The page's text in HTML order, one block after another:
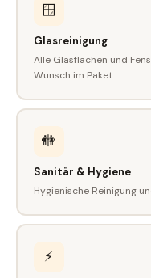
🪟
Glasreinigung
Alle Glasflächen und
Wunsch im Paket.
🚻
Sanitär & Hygiene
Hygienische Reinigung
⚡